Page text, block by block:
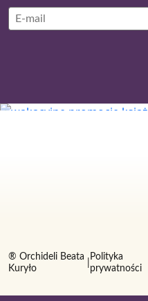
® Orchideli Beata
Kuryło
Polityka
prywatności